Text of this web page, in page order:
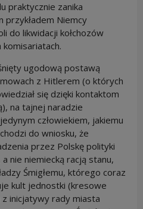
praktycznie zanika
przykładem Niemcy
do likwidacji kołchozów
ugodową postawą
z Hitlerem (o których
się dzięki kontaktom
na tajnej naradzie
człowiekiem, jakiemu
do wniosku, że
przez Polskę polityki
nie niemiecką racją stanu,
Śmigłemu, którego coraz
kult jednostki (kresowe
inicjatywy rady miasta